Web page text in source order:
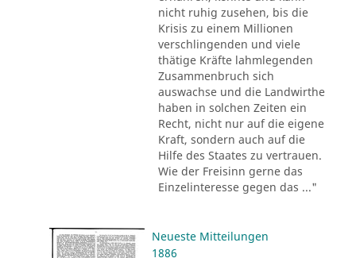
nicht ruhig zusehen, bis die
Krisis zu einem Millionen
verschlingenden und viele
thätige Kräfte lahmlegenden
Zusammenbruch sich
auswachse und die Landwirthe
haben in solchen Zeiten ein
Recht, nicht nur auf die eigene
Kraft, sondern auch auf die
Hilfe des Staates zu vertrauen.
Wie der Freisinn gerne das
Einzelinteresse gegen das ..."
Neueste Mitteilungen
1886